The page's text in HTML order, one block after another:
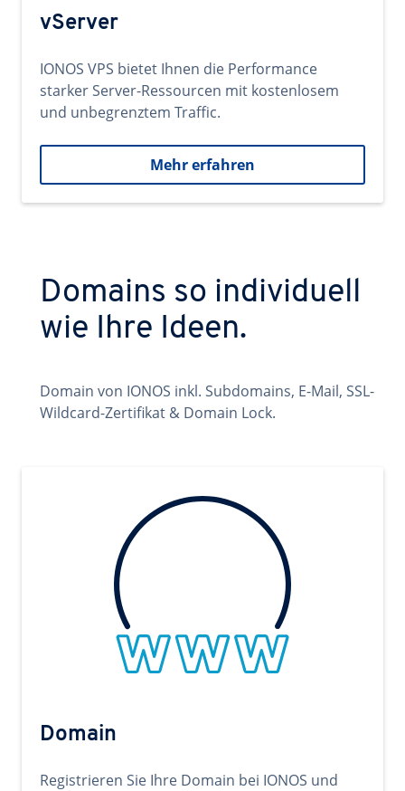
vServer
IONOS VPS bietet Ihnen die Performance
starker Server-Ressourcen mit kostenlosem
und unbegrenztem Traffic.
Mehr erfahren
Domains so individuell
wie Ihre Ideen.
Domain von IONOS inkl. Subdomains, E-Mail, SSL-
Wildcard-Zertifikat & Domain Lock.
Domain
Registrieren Sie Ihre Domain bei IONOS und